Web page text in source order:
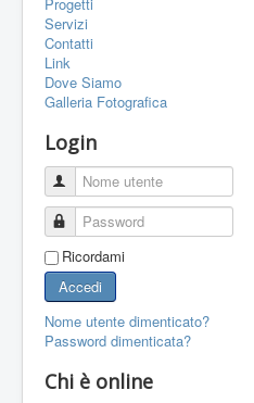
Servizi
Contatti
Link
Dove Siamo
Galleria Fotografica
Login
Nome utente
Password
Ricordami
Accedi
Nome utente dimenticato?
Password dimenticata?
Chi è online